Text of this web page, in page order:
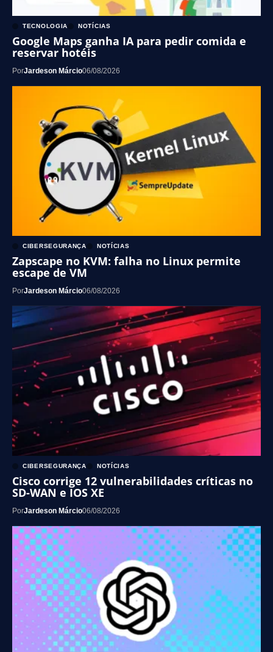
TECNOLOGIA NOTÍCIAS
Google Maps ganha IA para pedir comida e
reservar hotéis
PorJardeson Márcio06/08/2026
CIBERSEGURANÇA NOTÍCIAS
Zapscape no KVM: falha no Linux permite
escape de VM
PorJardeson Márcio06/08/2026
CIBERSEGURANÇA NOTÍCIAS
Cisco corrige 12 vulnerabilidades críticas no
SD-WAN e IOS XE
PorJardeson Márcio06/08/2026